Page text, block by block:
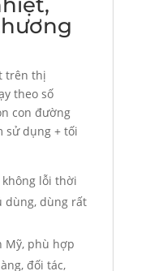
trên thị
theo số
con đường
sử dụng + tối
lỗi thời
dùng, dùng rất
Mỹ, phù hợp
đối tác,